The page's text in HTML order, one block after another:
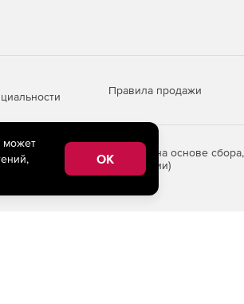
Правила продажи
информации на основе сбора,
Российской Федерации)
может
OK